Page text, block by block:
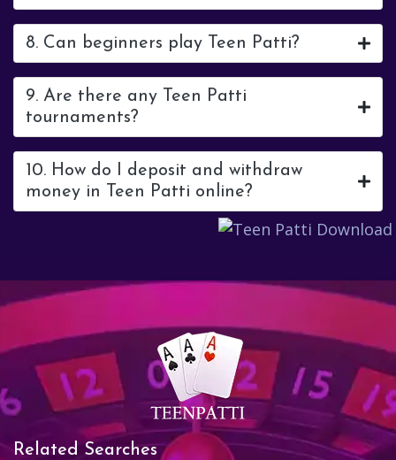
8. Can beginners play Teen Patti?
9. Are there any Teen Patti
tournaments?
10. How do I deposit and withdraw
money in Teen Patti online?
Related Searches